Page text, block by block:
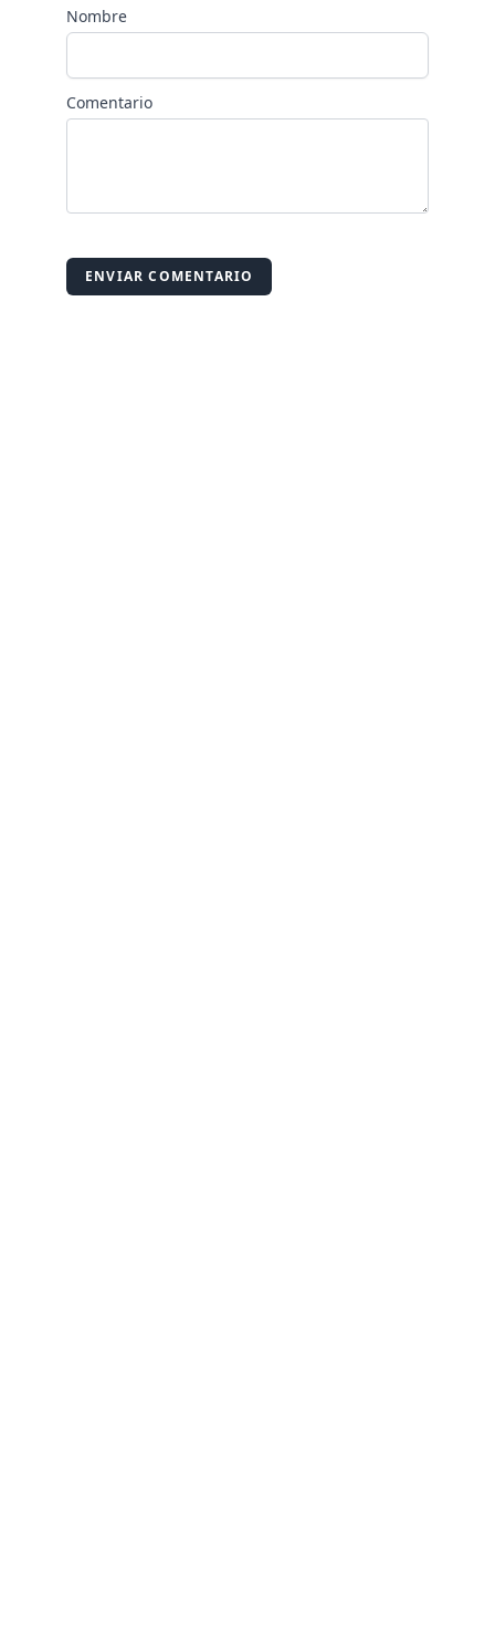
Nombre
Comentario
ENVIAR COMENTARIO